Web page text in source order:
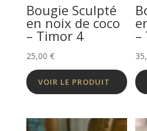
Bougie Sculpté
en noix de coco
– Timor 4
25,00 €
VOIR LE PRODUIT
–